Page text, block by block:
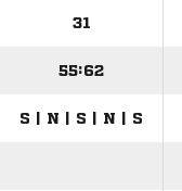
31
55:62
S | N | S | N | S